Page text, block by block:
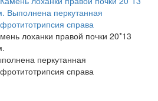
лоханки правой почки 20*13
перкутанная
справа